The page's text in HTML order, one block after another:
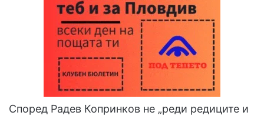
Според Радев Копринков не „реди редиците и